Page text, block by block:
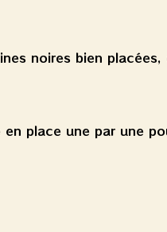
noires bien
place une par une